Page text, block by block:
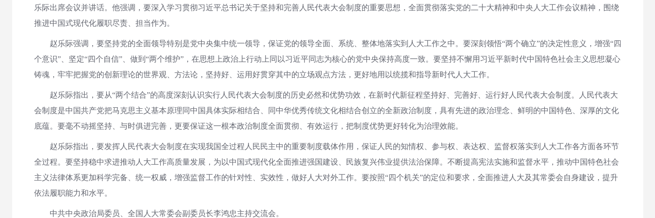
乐际出席会议并讲话。他强调，要深入学习贯彻习近平总书记关于坚持和完善人民代表大会制度的重要思想，全面贯彻落实党的二十大精神和中央人大工作会议精神，围绕
推进中国式现代化履职尽责、担当作为。
赵乐际强调，要坚持党的全面领导特别是党中央集中统一领导，保证党的领导全面、系统、整体地落实到人大工作之中。要深刻领悟“两个确立”的决定性意义，增强“四
个意识”、坚定“四个自信”、做到“两个维护”，在思想上政治上行动上同以习近平同志为核心的党中央保持高度一致。要坚持不懈用习近平新时代中国特色社会主义思想凝心
铸魂，牢牢把握党的创新理论的世界观、方法论，坚持好、运用好贯穿其中的立场观点方法，更好地用以统揽和指导新时代人大工作。
赵乐际指出，要从“两个结合”的高度深刻认识实行人民代表大会制度的历史必然和优势功效，在新时代新征程坚持好、完善好、运行好人民代表大会制度。人民代表大
会制度是中国共产党把马克思主义基本原理同中国具体实际相结合、同中华优秀传统文化相结合创立的全新政治制度，具有先进的政治理念、鲜明的中国特色、深厚的文化
底蕴。要毫不动摇坚持、与时俱进完善，更要保证这一根本政治制度全面贯彻、有效运行，把制度优势更好转化为治理效能。
赵乐际指出，要发挥人民代表大会制度在实现我国全过程人民民主中的重要制度载体作用，保证人民的知情权、参与权、表达权、监督权落实到人大工作各方面各环节
全过程。要坚持稳中求进推动人大工作高质量发展，为以中国式现代化全面推进强国建设、民族复兴伟业提供法治保障。不断提高宪法实施和监督水平，推动中国特色社会
主义法律体系更加科学完备、统一权威，增强监督工作的针对性、实效性，做好人大对外工作。要按照“四个机关”的定位和要求，全面推进人大及其常委会自身建设，提升
依法履职能力和水平。
中共中央政治局委员、全国人大常委会副委员长李鸿忠主持交流会。